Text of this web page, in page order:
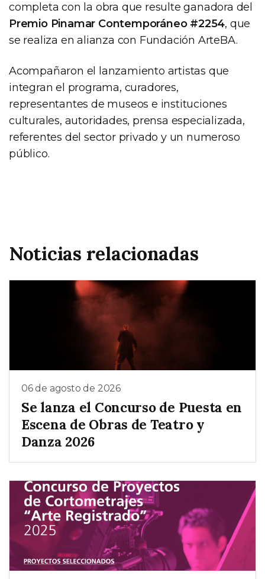
completa con la obra que resulte ganadora del
Premio Pinamar Contemporáneo #2254, que
se realiza en alianza con Fundación ArteBA.
Acompañaron el lanzamiento artistas que
integran el programa, curadores,
representantes de museos e instituciones
culturales, autoridades, prensa especializada,
referentes del sector privado y un numeroso
público.
Noticias relacionadas
06 de agosto de 2026
Se lanza el Concurso de Puesta en
Escena de Obras de Teatro y
Danza 2026